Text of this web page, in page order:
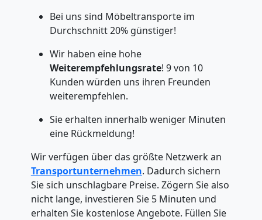
Bei uns sind Möbeltransporte im
Durchschnitt 20% günstiger!
Wir haben eine hohe
Weiterempfehlungsrate! 9 von 10
Kunden würden uns ihren Freunden
weiterempfehlen.
Sie erhalten innerhalb weniger Minuten
eine Rückmeldung!
Wir verfügen über das größte Netzwerk an
Transportunternehmen. Dadurch sichern
Sie sich unschlagbare Preise. Zögern Sie also
nicht lange, investieren Sie 5 Minuten und
erhalten Sie kostenlose Angebote. Füllen Sie